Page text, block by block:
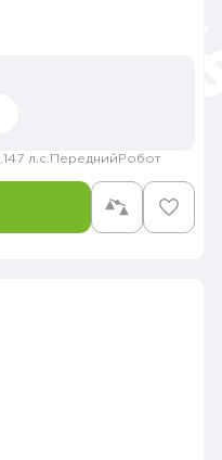
147 л.с. Передний Робот